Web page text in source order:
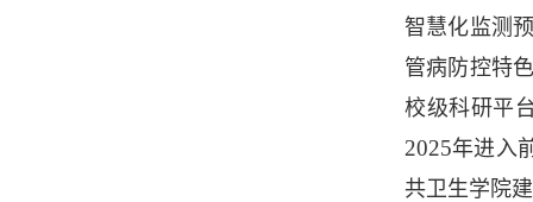
智慧化监测
管病防控特
校级科研平
2025年进入
共卫生学院